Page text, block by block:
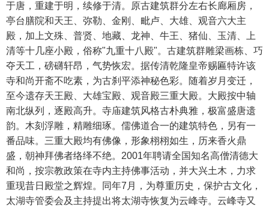
于唐，重建于明，续修于清。原古建筑群分左右长廊厢房，
亭台膳院和天王、弥勒、金刚、毗卢、大雄、观音六大主
殿，加上文殊、普贤、地藏、龙神、牛王、猪仙、玉清、上
清等十几座小殿，俗称"九重十八殿"。古建筑群雕梁画栋、巧
夺天工，磅礴轩昂，气势恢宏。据传清乾隆皇帝赐匾特许该
寺和尚开斋不吃素，为古刹平添神秘色彩。随着岁月变迁，
至今遗存天王殿、大雄宝殿、观音殿三重大殿。大殿按中轴
南北纵列，逐殿高升。寺庙建筑风格古朴典雅，极富盛唐遗
韵。木刻浮雕，精雕细琢。儒佛道合一的建筑特色，另有一
番品味。三重大殿均有佛像，形象栩栩如生，历来香火鼎
盛，朝神拜佛者络绎不绝。2001年聘请全国知名高僧清德大
和尚，按宗教政策在寺内主持佛事活动，并大兴土木，力求
重现昔日殿堂之辉煌。同年7月，为尊重历史，保护古文化，
太湖寺管委会及主持提出将太湖寺恢复为云峰寺。云峰寺又